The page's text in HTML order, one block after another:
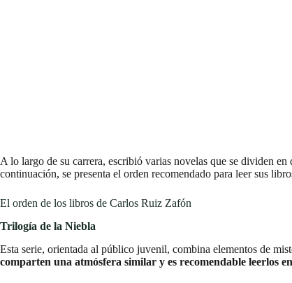
A lo largo de su carrera, escribió varias novelas que se dividen
continuación, se presenta el orden recomendado para leer sus
El orden de los libros de Carlos Ruiz Zafón
Trilogía de la Niebla
Esta serie, orientada al público juvenil, combina elementos de
comparten una atmósfera similar y es recomendable leerlos